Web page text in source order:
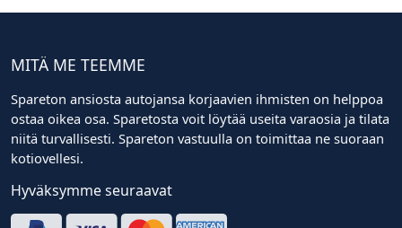
MITÄ ME TEEMME
Spareton ansiosta autojansa korjaavien ihmisten on helppoa
ostaa oikea osa. Sparetosta voit löytää useita varaosia ja tilata
niitä turvallisesti. Spareton vastuulla on toimittaa ne suoraan
kotiovellesi.
Hyväksymme seuraavat